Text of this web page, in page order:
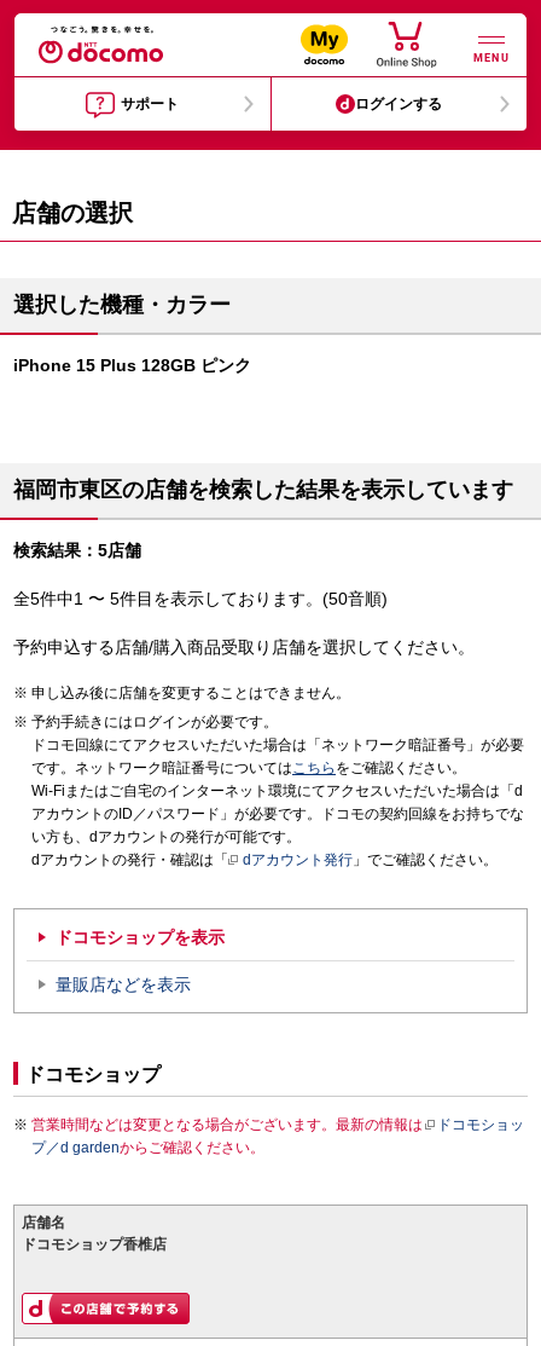
MENU
サポート ログインする
店舗の選択
選択した機種・カラー
iPhone 15 Plus 128GB ピンク
福岡市東区の店舗を検索した結果を表示しています
検索結果：5店舗
全5件中1 〜 5件目を表示しております。(50音順)
予約申込する店舗/購入商品受取り店舗を選択してください。
申し込み後に店舗を変更することはできません。
予約手続きにはログインが必要です。
ドコモ回線にてアクセスいただいた場合は「ネットワーク暗証番号」が必要
です。ネットワーク暗証番号についてはこちら をご確認ください。
Wi-Fiまたはご自宅のインターネット環境にてアクセスいただいた場合は「d
アカウントのID／パスワード」が必要です。ドコモの契約回線をお持ちでな
い方も、dアカウントの発行が可能です。
dアカウントの発行・確認は「
dアカウント発行 」でご確認ください。
ドコモショップを表示
量販店などを表示
ドコモショップ
営業時間などは変更となる場合がございます。最新の情報は
ドコモショッ
プ／d gardenからご確認ください。
店舗名
ドコモショップ香椎店